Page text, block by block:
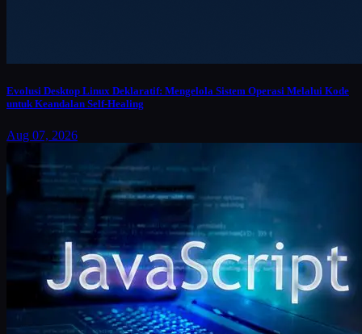
Evolusi Desktop Linux Deklaratif: Mengelola Sistem Operasi Melalui Kode
untuk Keandalan Self-Healing
Aug 07, 2026